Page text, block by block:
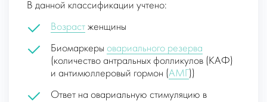
В данной классификации учтено:
Возраст женщины
Биомаркеры овариального резерва
(количество антральных фолликулов (КАФ)
и антимюллеровый гормон (АМГ ))
Ответ на овариальную стимуляцию в